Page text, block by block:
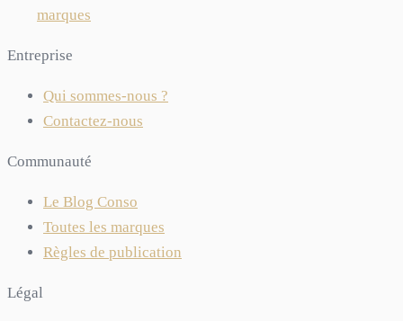
marques
Entreprise
Qui sommes-nous ?
Contactez-nous
Communauté
Le Blog Conso
Toutes les marques
Règles de publication
Légal